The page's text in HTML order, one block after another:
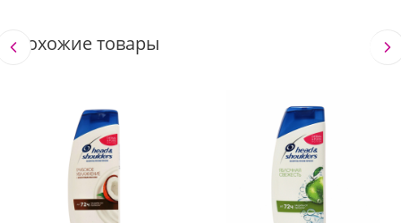
Похожие товары